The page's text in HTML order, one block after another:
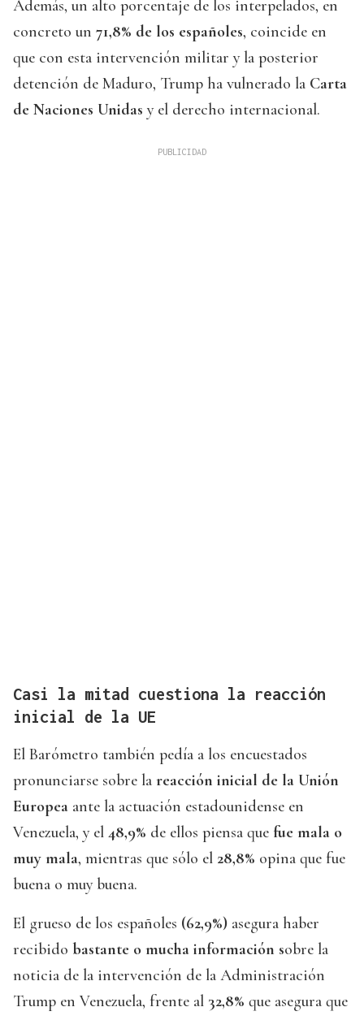
Además, un alto porcentaje de los interpelados, en
concreto un 71,8% de los españoles, coincide en
que con esta intervención militar y la posterior
detención de Maduro, Trump ha vulnerado la Carta
de Naciones Unidas y el derecho internacional.
Casi la mitad cuestiona la reacción
inicial de la UE
El Barómetro también pedía a los encuestados
pronunciarse sobre la reacción inicial de la Unión
Europea ante la actuación estadounidense en
Venezuela, y el 48,9% de ellos piensa que fue mala o
muy mala, mientras que sólo el 28,8% opina que fue
buena o muy buena.
El grueso de los españoles (62,9%) asegura haber
recibido bastante o mucha información sobre la
noticia de la intervención de la Administración
Trump en Venezuela, frente al 32,8% que asegura que